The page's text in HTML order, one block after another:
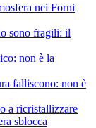
nei Forni
sono fragili: il
non è la
falliscono: non è
a ricristallizzare
sblocca